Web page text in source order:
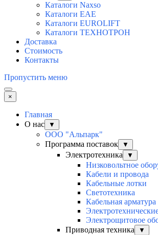
Каталоги Naxso
Каталоги EAE
Каталоги EUROLIFT
Каталоги ТЕХНОТРОН
Доставка
Стоимость
Контакты
Пропустить меню
×
Главная
О нас
▼
ООО "Альпарк"
Программа поставок
▼
Электротехника ▼
Низковольтное
Кабели и провода
Кабельные лотки
Светотехника
Кабельная арматура
Электрощитовое
Приводная техника
▼